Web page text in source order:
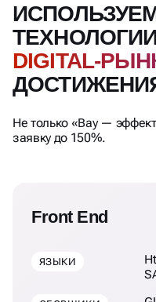
DIGITAL-
Не только «Вау —
заявку до 150%.
Front End
ЯЗЫКИ